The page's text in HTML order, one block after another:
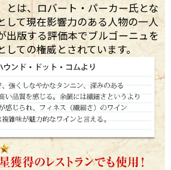
とは、ロバート・パーカー氏とな
して現在影響力のある人物の一人
出版する評価本でブルゴーニュを
ての権威とされています。